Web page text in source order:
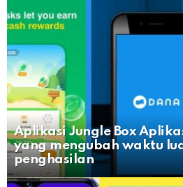
Aplikasi Jungle Box
yang mengubah waktu
penghasilan